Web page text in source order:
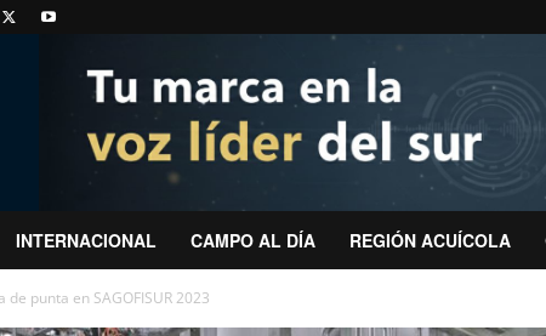
INTERNACIONAL CAMPO AL DÍA REGIÓN ACUÍCOLA
de punta en SAGOFISUR 2023